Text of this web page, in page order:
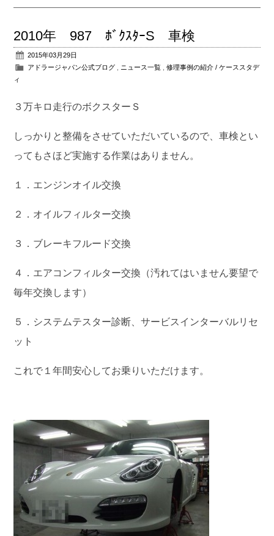
2010年 987 ﾎﾞｸｽﾀｰS 車検
2015年03月29日
アドラージャパン公式ブログ
ニュース一覧 ,修理事例の紹介 / ケーススタデ
ィ
３万キロ走行のボクスターＳ
しっかりと整備をさせていただいているので、車検とい
ってもさほど実施する作業はありません。
１．エンジンオイル交換
２．オイルフィルター交換
３．ブレーキフルード交換
４．エアコンフィルター交換（汚れてはいません要望で
毎年交換します）
５．システムテスター診断、サービスインターバルリセ
ット
これで１年間安心してお乗りいただけます。